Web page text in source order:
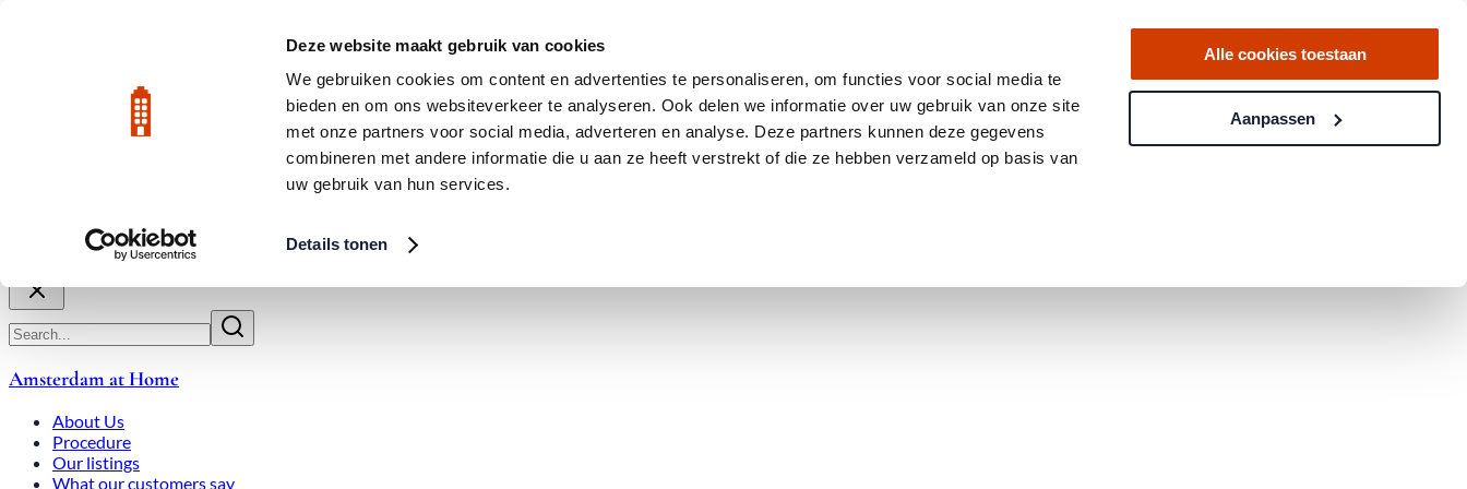
Deze website maakt gebruik van cookies
We gebruiken cookies om content en advertenties te personaliseren, om functies voor social media te
bieden en om ons websiteverkeer te analyseren. Ook delen we informatie over uw gebruik van onze site
met onze partners voor social media, adverteren en analyse. Deze partners kunnen deze gegevens
combineren met andere informatie die u aan ze heeft verstrekt of die ze hebben verzameld op basis van
uw gebruik van hun services.
Details tonen
Alle cookies toestaan
Aanpassen
City Center: Average price per square meter €9,639 in July 2026
Amsterdam at Home
About Us
Procedure
Our listings
What our customers say